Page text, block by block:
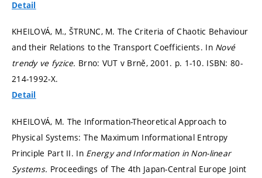
Detail
KHEILOVÁ, M., ŠTRUNC, M. The Criteria of Chaotic Behaviour
and their Relations to the Transport Coefficients. In Nové
trendy ve fyzice. Brno: VUT v Brně, 2001. p. 1-10. ISBN: 80-
214-1992-X.
Detail
KHEILOVÁ, M. The Information-Theoretical Approach to
Physical Systems: The Maximum Informational Entropy
Principle Part II. In Energy and Information in Non-linear
Systems. Proceedings of The 4th Japan-Central Europe Joint